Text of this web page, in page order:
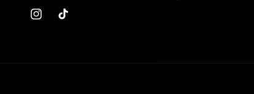
Instagram
TikTok